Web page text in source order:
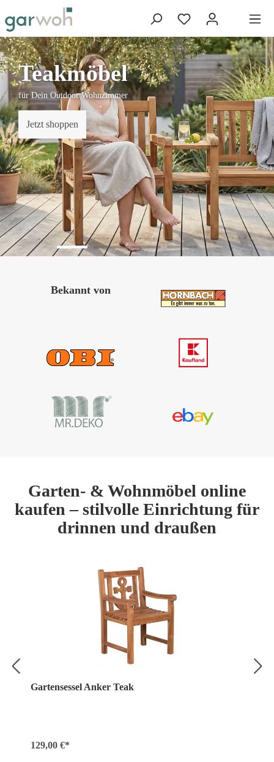
Teakmöbel
für Dein Outdoor Wohnzimmer
Jetzt shoppen
Bekannt von
Garten- & Wohnmöbel online
kaufen – stilvolle Einrichtung für
drinnen und draußen
Gartensessel Anker Teak
129,00 €*